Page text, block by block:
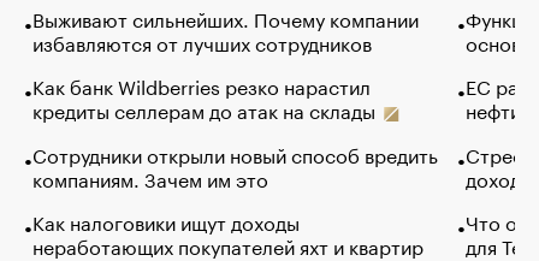
Выживают сильнейших. Почему компании
избавляются от лучших сотрудников
Как банк Wildberries резко нарастил
кредиты селлерам до атак на склады
Сотрудники открыли новый способ вредить
компаниям. Зачем им это
Как налоговики ищут доходы
неработающих покупателей яхт и квартир
основ
ЕС
нефти
Что
для